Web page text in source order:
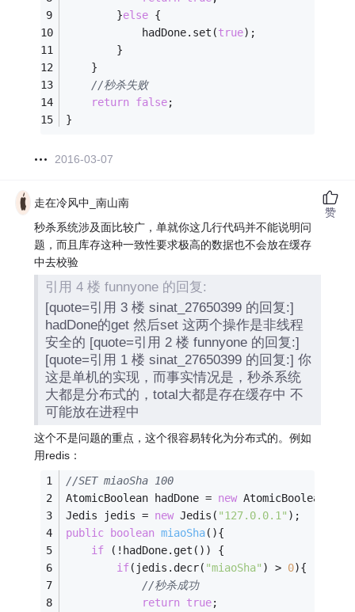
		}
else {
			hadDone.set(
true);
		}
	}
//秒杀失败
return false;
}
2016-03-07
走在冷风中_南山南
秒杀系统涉及面比较广，单就你这几行代码并不能说明问
题，而且库存这种一致性要求极高的数据也不会放在缓存
中去校验
引用 4 楼 funnyone 的回复:
[quote=引用 3 楼 sinat_27650399 的回复:]
hadDone的get 然后set 这两个操作是非线程
安全的 [quote=引用 2 楼 funnyone 的回复:]
[quote=引用 1 楼 sinat_27650399 的回复:] 你
这是单机的实现，而事实情况是，秒杀系统
大都是分布式的，total大都是存在缓存中 不
可能放在进程中
这个不是问题的重点，这个很容易转化为分布式的。例如
用redis：
//SET miaoSha 100
AtomicBoolean hadDone = new AtomicBoolean(
Jedis jedis = new Jedis( "127.0.0.1" );
public
boolean miaoSha(){
if (!hadDone.get()) {
if(jedis.decr( "miaoSha" ) > 0){
//秒杀成功
return true;
赞